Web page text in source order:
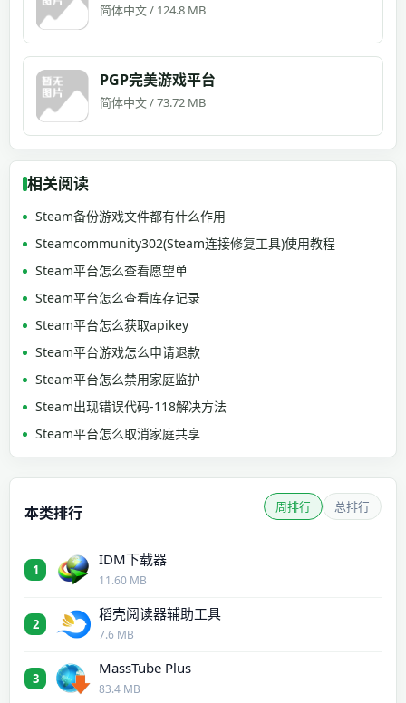
简体中文 / 124.8 MB
PGP完美游戏平台
简体中文 / 73.72 MB
相关阅读
Steam备份游戏文件都有什么作用
Steamcommunity302(Steam连接修复工具)使用教程
Steam平台怎么查看愿望单
Steam平台怎么查看库存记录
Steam平台怎么获取apikey
Steam平台游戏怎么申请退款
Steam平台怎么禁用家庭监护
Steam出现错误代码-118解决方法
Steam平台怎么取消家庭共享
本类排行 周排行 总排行
1
IDM下载器
11.60 MB
2
稻壳阅读器辅助工具
7.6 MB
3
MassTube Plus
83.4 MB